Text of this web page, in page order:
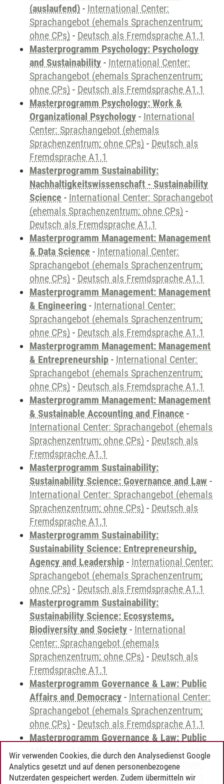
(auslaufend) - International Center:
Sprachangebot (ehemals Sprachenzentrum;
ohne CPs) - Deutsch als Fremdsprache A1.1
Masterprogramm Psychology: Psychology
and Sustainability - International Center:
Sprachangebot (ehemals Sprachenzentrum;
ohne CPs) - Deutsch als Fremdsprache A1.1
Masterprogramm Psychology: Work &
Organizational Psychology - International
Center: Sprachangebot (ehemals
Sprachenzentrum; ohne CPs) - Deutsch als
Fremdsprache A1.1
Masterprogramm Sustainability:
Nachhaltigkeitswissenschaft - Sustainability
Science - International Center: Sprachangebot
(ehemals Sprachenzentrum; ohne CPs) -
Deutsch als Fremdsprache A1.1
Masterprogramm Management: Management
& Data Science - International Center:
Sprachangebot (ehemals Sprachenzentrum;
ohne CPs) - Deutsch als Fremdsprache A1.1
Masterprogramm Management: Management
& Engineering - International Center:
Sprachangebot (ehemals Sprachenzentrum;
ohne CPs) - Deutsch als Fremdsprache A1.1
Masterprogramm Management: Management
& Entrepreneurship - International Center:
Sprachangebot (ehemals Sprachenzentrum;
ohne CPs) - Deutsch als Fremdsprache A1.1
Masterprogramm Management: Management
& Sustainable Accounting and Finance -
International Center: Sprachangebot (ehemals
Sprachenzentrum; ohne CPs) - Deutsch als
Fremdsprache A1.1
Masterprogramm Sustainability:
Sustainability Science: Governance and Law -
International Center: Sprachangebot (ehemals
Sprachenzentrum; ohne CPs) - Deutsch als
Fremdsprache A1.1
Masterprogramm Sustainability:
Sustainability Science: Entrepreneurship,
Agency and Leadership - International Center:
Sprachangebot (ehemals Sprachenzentrum;
ohne CPs) - Deutsch als Fremdsprache A1.1
Masterprogramm Sustainability:
Sustainability Science: Ecosystems,
Biodiversity and Society - International
Center: Sprachangebot (ehemals
Sprachenzentrum; ohne CPs) - Deutsch als
Fremdsprache A1.1
Masterprogramm Governance & Law: Public
Affairs and Democracy - International Center:
Sprachangebot (ehemals Sprachenzentrum;
ohne CPs) - Deutsch als Fremdsprache A1.1
Masterprogramm Governance & Law: Public
Affairs and Economics-International Center:
Sprachangebot (ehemals Sprachenzentrum;
ohne CPs)-Deutsch als Fremdsprache A1.1
Wir verwenden Cookies, die durch den Analysedienst Google
Analytics gesetzt und auf denen personenbezogene
Nutzerdaten gespeichert werden. Zudem übermitteln wir